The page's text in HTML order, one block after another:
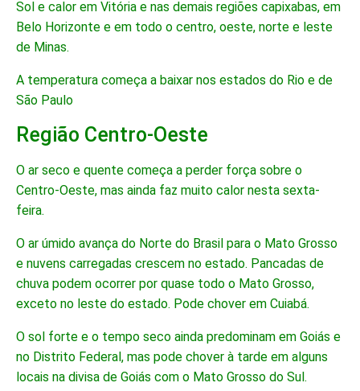
Sol e calor em Vitória e nas demais regiões capixabas, em
Belo Horizonte e em todo o centro, oeste, norte e leste
de Minas.
A temperatura começa a baixar nos estados do Rio e de
São Paulo
Região Centro-Oeste
O ar seco e quente começa a perder força sobre o
Centro-Oeste, mas ainda faz muito calor nesta sexta-
feira.
O ar úmido avança do Norte do Brasil para o Mato Grosso
e nuvens carregadas crescem no estado. Pancadas de
chuva podem ocorrer por quase todo o Mato Grosso,
exceto no leste do estado. Pode chover em Cuiabá.
O sol forte e o tempo seco ainda predominam em Goiás e
no Distrito Federal, mas pode chover à tarde em alguns
locais na divisa de Goiás com o Mato Grosso do Sul.